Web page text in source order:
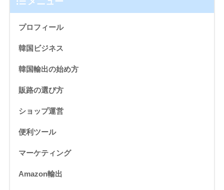
プロフィール
韓国ビジネス
韓国輸出の始め方
販路の選び方
ショップ運営
便利ツール
マーケティング
Amazon輸出